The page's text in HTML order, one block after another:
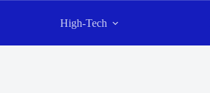
High-Tech